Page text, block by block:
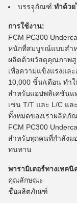
บรรจุุภัณฑ์:ทำด้วย
การใช้งาน:
FCM PC300
หนักที่สมบูรณ์แบบสำ
ผลิตด้วยวัสดุคุณภาพสู
เพื่อความแข็งแรงแล
10,000 ชิ้น/เดือน ทำ
สำหรับแอปพลิเคชันแ
เช่น T/T และ L/C แ
ทั้งหมดของเราผลิตภั
FCM PC300
สำหรับทุกคนที่กำลังม
ทนทาน
พารามิเตอร์ทางเทคนิ
คุณลักษณะ
ชื่อผลิตภัณฑ์